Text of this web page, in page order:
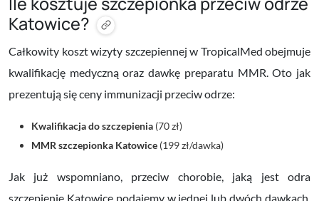
Katowice?
Całkowity koszt wizyty szczepiennej w TropicalMed obejmuje
kwalifikację medyczną oraz dawkę preparatu MMR. Oto jak
prezentują się ceny immunizacji przeciw odrze:
Kwalifikacja do szczepienia (70 zł)
MMR szczepionka Katowice (199 zł/dawka)
Jak już wspomniano, przeciw chorobie, jaką jest odra
szczepienie Katowice podajemy w jednej lub dwóch dawkach,